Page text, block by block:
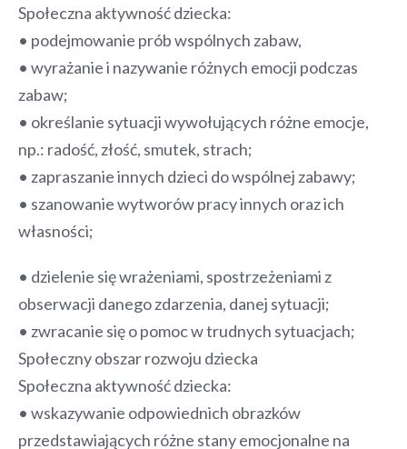
Społeczna aktywność dziecka:
• podejmowanie prób wspólnych zabaw,
• wyrażanie i nazywanie różnych emocji podczas
zabaw;
• określanie sytuacji wywołujących różne emocje,
np.: radość, złość, smutek, strach;
• zapraszanie innych dzieci do wspólnej zabawy;
• szanowanie wytworów pracy innych oraz ich
własności;
• dzielenie się wrażeniami, spostrzeżeniami z
obserwacji danego zdarzenia, danej sytuacji;
• zwracanie się o pomoc w trudnych sytuacjach;
Społeczny obszar rozwoju dziecka
Społeczna aktywność dziecka:
• wskazywanie odpowiednich obrazków
przedstawiających różne stany emocjonalne na